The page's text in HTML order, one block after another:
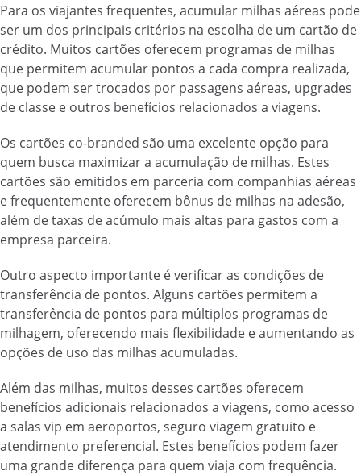
Para os viajantes frequentes, acumular milhas aéreas pode
ser um dos principais critérios na escolha de um cartão de
crédito. Muitos cartões oferecem programas de milhas
que permitem acumular pontos a cada compra realizada,
que podem ser trocados por passagens aéreas, upgrades
de classe e outros benefícios relacionados a viagens.
Os cartões co-branded são uma excelente opção para
quem busca maximizar a acumulação de milhas. Estes
cartões são emitidos em parceria com companhias aéreas
e frequentemente oferecem bônus de milhas na adesão,
além de taxas de acúmulo mais altas para gastos com a
empresa parceira.
Outro aspecto importante é verificar as condições de
transferência de pontos. Alguns cartões permitem a
transferência de pontos para múltiplos programas de
milhagem, oferecendo mais flexibilidade e aumentando as
opções de uso das milhas acumuladas.
Além das milhas, muitos desses cartões oferecem
benefícios adicionais relacionados a viagens, como acesso
a salas vip em aeroportos, seguro viagem gratuito e
atendimento preferencial. Estes benefícios podem fazer
uma grande diferença para quem viaja com frequência.